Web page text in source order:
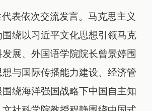
表依次交流发言。马克思主义
绕以习近平文化思想引领马克
展、外国语学院院长曾景婷围
与国际传播能力建设、经济管
绕海洋强国战略下中国自主知